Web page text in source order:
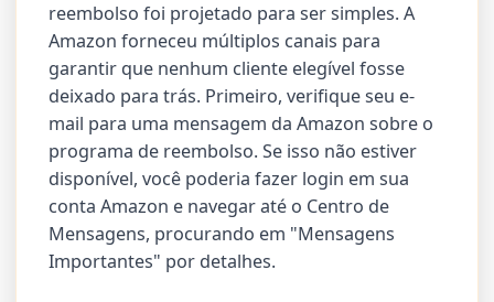
reembolso foi projetado para ser simples. A
Amazon forneceu múltiplos canais para
garantir que nenhum cliente elegível fosse
deixado para trás. Primeiro, verifique seu e-
mail para uma mensagem da Amazon sobre o
programa de reembolso. Se isso não estiver
disponível, você poderia fazer login em sua
conta Amazon e navegar até o Centro de
Mensagens, procurando em "Mensagens
Importantes" por detalhes.